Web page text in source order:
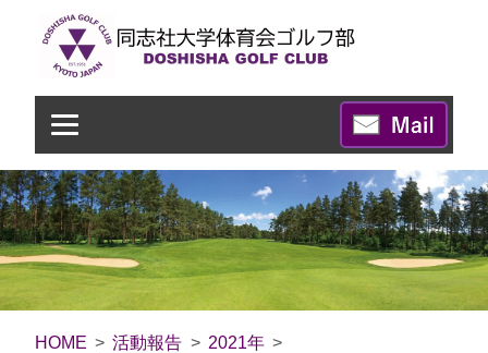
HOME 活動報告
2021年